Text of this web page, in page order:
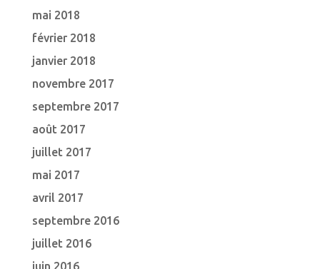
mai 2018
février 2018
janvier 2018
novembre 2017
septembre 2017
août 2017
juillet 2017
mai 2017
avril 2017
septembre 2016
juillet 2016
juin 2016